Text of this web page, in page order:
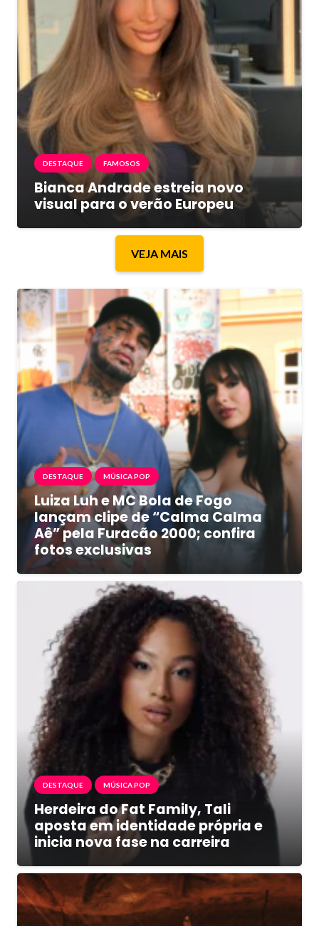
DESTAQUE FAMOSOS
Bianca Andrade estreia novo
visual para o verão Europeu
VEJA MAIS
DESTAQUE MÚSICA POP
Luiza Luh e MC Bola de Fogo
lançam clipe de “Calma Calma
Aê” pela Furacão 2000; confira
fotos exclusivas
DESTAQUE MÚSICA POP
Herdeira do Fat Family, Tali
aposta em identidade própria e
inicia nova fase na carreira